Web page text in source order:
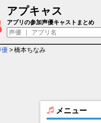
アプキャス
橋本ちなみ - 担当ゲー
アプリの参加声優キャストまとめ
優 > 橋本ちなみ
メニュー